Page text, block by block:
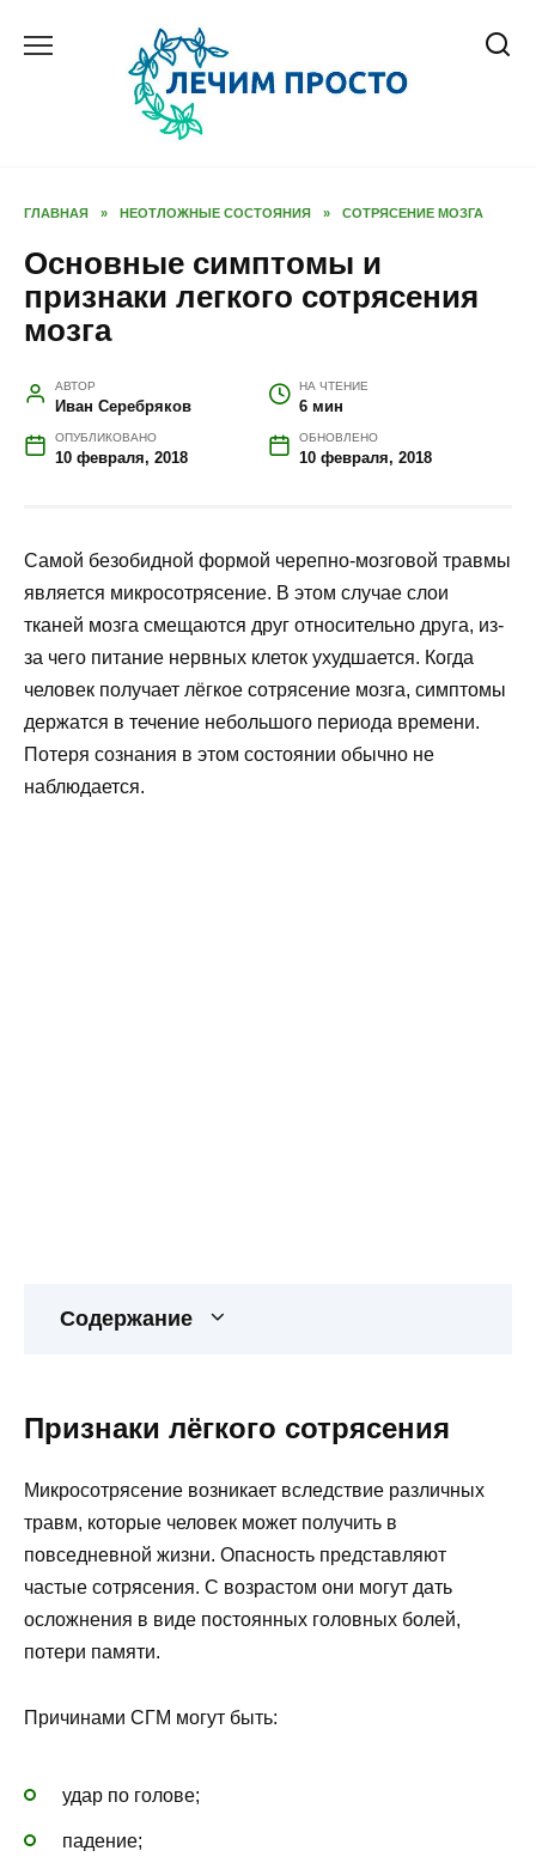
ГЛАВНАЯ » НЕОТЛОЖНЫЕ СОСТОЯНИЯ » СОТРЯСЕНИЕ МОЗГА
Основные симптомы и
признаки легкого сотрясения
мозга
АВТОР
Иван Серебряков
НА ЧТЕНИЕ
6 мин
ОПУБЛИКОВАНО
10 февраля, 2018
ОБНОВЛЕНО
10 февраля, 2018
Самой безобидной формой черепно-мозговой травмы
является микросотрясение. В этом случае слои
тканей мозга смещаются друг относительно друга, из-
за чего питание нервных клеток ухудшается. Когда
человек получает лёгкое сотрясение мозга, симптомы
держатся в течение небольшого периода времени.
Потеря сознания в этом состоянии обычно не
наблюдается.
Содержание
Признаки лёгкого сотрясения
Микросотрясение возникает вследствие различных
травм, которые человек может получить в
повседневной жизни. Опасность представляют
частые сотрясения. С возрастом они могут дать
осложнения в виде постоянных головных болей,
потери памяти.
Причинами СГМ могут быть:
удар по голове;
падение;